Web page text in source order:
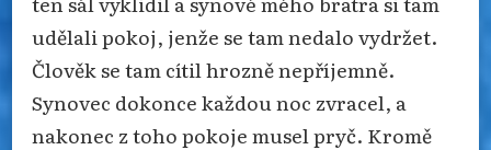
udělali pokoj, jenže se tam nedalo vydržet.
Člověk se tam cítil hrozně nepříjemně.
Synovec dokonce každou noc zvracel, a
nakonec z toho pokoje musel pryč. Kromě